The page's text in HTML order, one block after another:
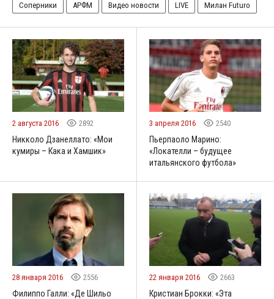
Соперники
АРФМ Видео новости LIVE Милан Futuro
2 августа 2016 2892
Никколо Дзанеллато: «Мои
кумиры – Кака и Хамшик»
3 апреля 2016 2540
Пьерпаоло Марино:
«Локателли – будущее
итальянского футбола»
28 января 2016 2556
Филиппо Галли: «Де Шильо
22 января 2016 2663
Кристиан Брокки: «Эта